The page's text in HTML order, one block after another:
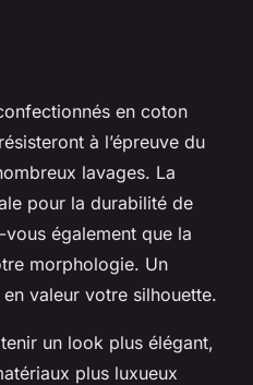
en coton
à l’épreuve du
lavages. La
pour la durabilité de
également que la
morphologie. Un
valeur votre silhouette.
un look plus élégant,
plus luxueux